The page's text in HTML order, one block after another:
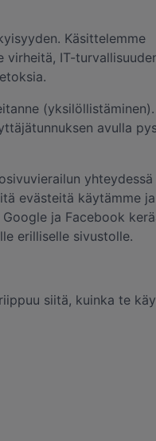
Käsittelemme
IT-
(yksilöllistäminen).
avulla
evästeitä käytämme
ja Facebook
erilliselle sivustolle.
siitä, kuinka te